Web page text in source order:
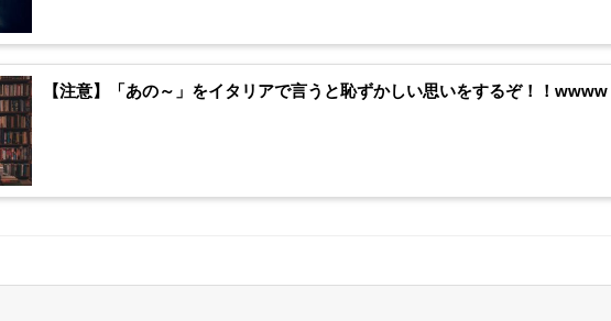
【注意】「あの～」をイタリアで言うと恥ずかしい思いをするぞ！！wwww